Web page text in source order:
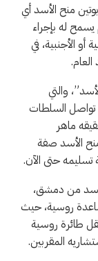
منح الأسد أي
له بإجراء
أو الأجنبية، في
والتي
تواصل السلطات
ماهر
الأسد صفة
حتى الآن.
من دمشق،
روسية، حيث
طائرة روسية
المقربين.